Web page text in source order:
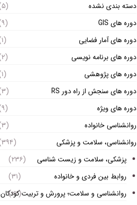
دسته بندی نشده
(۵)
دوره های GIS
(۹)
دوره های آمار فضایی
(۱)
دوره های برنامه نویسی
(۲)
دوره های پژوهشی
(۱)
دوره های سنجش از راه دور RS
(۳)
دوره های ویژه
(۹)
روانشناسی خانواده
(۳)
روانشناسی، سلامت و پزشکی
(۳۹۴)
پزشکی، سلامت و زیست شناسی
(۲۳۶)
روابط بین فردی و خانواده
(۳۱)
روانشناسی و سلامت؛ پرورش و تربیت کودکان
(۲۲)